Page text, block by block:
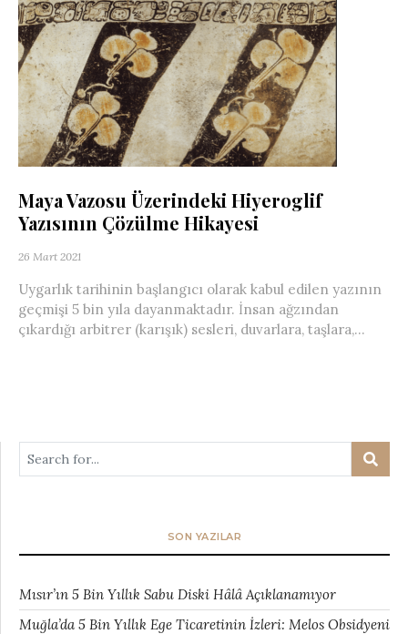
Maya Vazosu Üzerindeki Hiyeroglif
Yazısının Çözülme Hikayesi
26 Mart 2021
Uygarlık tarihinin başlangıcı olarak kabul edilen yazının
geçmişi 5 bin yıla dayanmaktadır. İnsan ağzından
çıkardığı arbitrer (karışık) sesleri, duvarlara, taşlara,...
SON YAZILAR
Mısır’ın 5 Bin Yıllık Sabu Diski Hâlâ Açıklanamıyor
Muğla’da 5 Bin Yıllık Ege Ticaretinin İzleri: Melos Obsidyeni